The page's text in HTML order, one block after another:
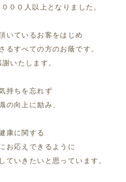
０００人以上となりました。
いているお客をはじめ
るすべての方のお蔭です。
いたします。
持ちを忘れず
の向上に励み、
康に関する
お応えできるように
ていきたいと思っています。